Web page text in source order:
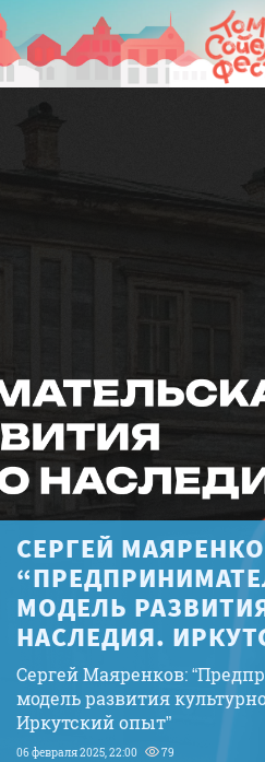
СЕРГЕЙ
МОДЕЛЬ
НАСЛЕДИЯ.
Сергей Маяренков:
модель развития
Иркутский опыт”
06 февраля 2025, 22:00 79